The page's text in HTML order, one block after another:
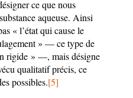
ce que nous
aqueuse. Ainsi
« l’état qui cause le
» — ce type de
rigide » —, mais désigne
qualitatif précis, ce
possibles.[5]